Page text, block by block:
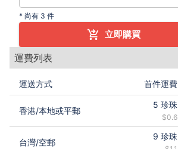
* 尚有 3 件
立即購買
運費列表
運送方式 首件運費
香港/本地或平郵
5 珍珠
$0.6
台灣/空郵
9 珍珠